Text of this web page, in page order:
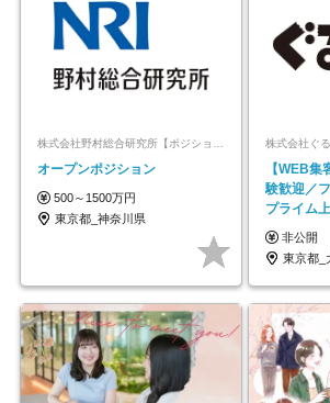
オープンポジション
500～1500万円
東京都_神奈川県
【WEB
験歓迎／
プライム
京・大阪・
非公開
東京都_